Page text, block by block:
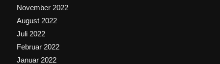
November 2022
August 2022
Juli 2022
Februar 2022
Januar 2022